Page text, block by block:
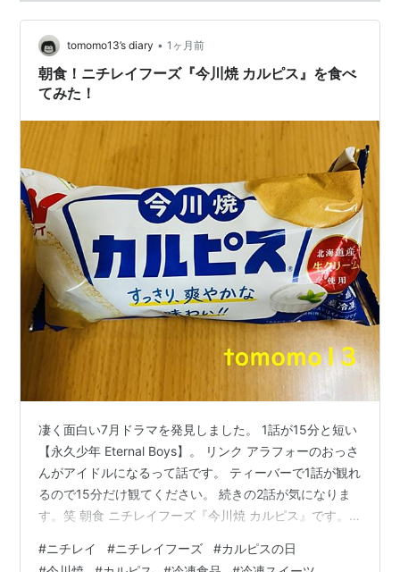
tomomo13’s diary • 1ヶ月前
朝食！ニチレイフーズ『今川焼 カルピス』を食べ
てみた！
凄く面白い7月ドラマを発見しました。 1話が15分と短い
【永久少年 Eternal Boys】。 リンク アラフォーのおっさ
んがアイドルになるって話です。 ティーバーで1話が観れ
るので15分だけ観てください。 続きの2話が気になりま
す。笑 朝食 ニチレイフーズ『今川焼 カルピス』です。
焼にカルピスのあんが合うのか気になっていた。 熱々で
#ニチレイ #ニチレイフーズ #カルピスの日